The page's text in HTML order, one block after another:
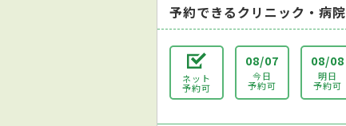
予約できるクリニック・病院
ネット
予約可
08/07
今日
予約可
08/08
明日
予約可